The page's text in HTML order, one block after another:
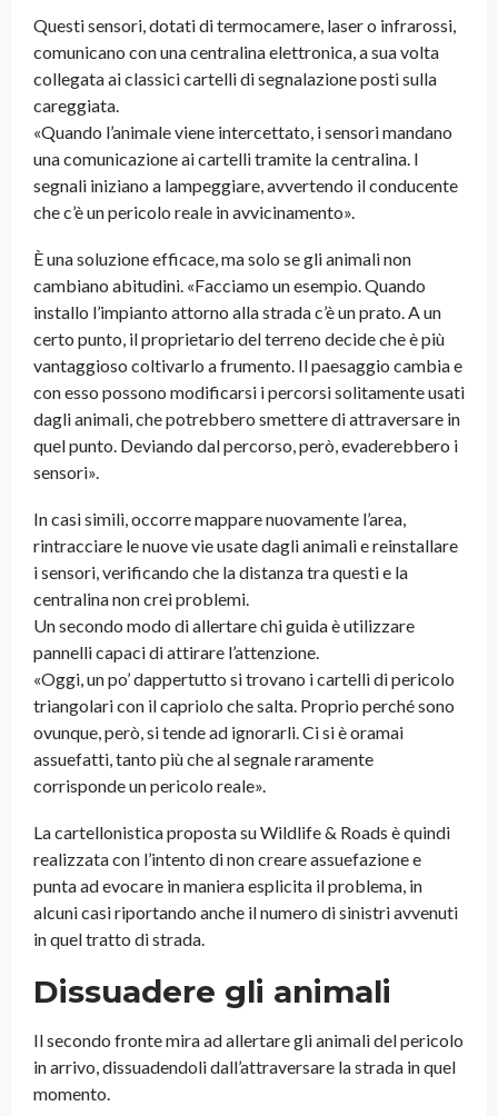
Questi sensori, dotati di termocamere, laser o infrarossi,
comunicano con una centralina elettronica, a sua volta
collegata ai classici cartelli di segnalazione posti sulla
careggiata.
«Quando l’animale viene intercettato, i sensori mandano
una comunicazione ai cartelli tramite la centralina. I
segnali iniziano a lampeggiare, avvertendo il conducente
che c’è un pericolo reale in avvicinamento».
È una soluzione efficace, ma solo se gli animali non
cambiano abitudini. «Facciamo un esempio. Quando
installo l’impianto attorno alla strada c’è un prato. A un
certo punto, il proprietario del terreno decide che è più
vantaggioso coltivarlo a frumento. Il paesaggio cambia e
con esso possono modificarsi i percorsi solitamente usati
dagli animali, che potrebbero smettere di attraversare in
quel punto. Deviando dal percorso, però, evaderebbero i
sensori».
In casi simili, occorre mappare nuovamente l’area,
rintracciare le nuove vie usate dagli animali e reinstallare
i sensori, verificando che la distanza tra questi e la
centralina non crei problemi.
Un secondo modo di allertare chi guida è utilizzare
pannelli capaci di attirare l’attenzione.
«Oggi, un po’ dappertutto si trovano i cartelli di pericolo
triangolari con il capriolo che salta. Proprio perché sono
ovunque, però, si tende ad ignorarli. Ci si è oramai
assuefatti, tanto più che al segnale raramente
corrisponde un pericolo reale».
La cartellonistica proposta su Wildlife & Roads è quindi
realizzata con l’intento di non creare assuefazione e
punta ad evocare in maniera esplicita il problema, in
alcuni casi riportando anche il numero di sinistri avvenuti
in quel tratto di strada.
Dissuadere gli animali
Il secondo fronte mira ad allertare gli animali del pericolo
in arrivo, dissuadendoli dall’attraversare la strada in quel
momento.